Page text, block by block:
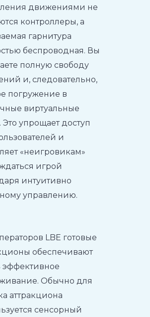
движениями не
контроллеры, а
гарнитура
беспроводная. Вы
полную свободу
и, следовательно,
погружение в
виртуальные
упрощает доступ
и
«неигровикам»
игрой
интуитивно
управлению.
LBE готовые
обеспечивают
эффективное
Обычно для
аттракциона
сенсорный